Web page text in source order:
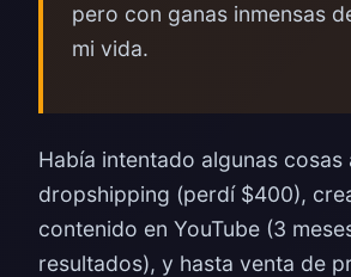
pero con ganas inmensas
mi vida.
Había intentado algunas cosas
dropshipping (perdí $400),
contenido en YouTube (3
resultados), y hasta venta de